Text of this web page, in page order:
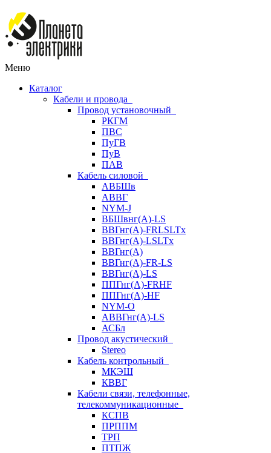
Меню
Каталог
Кабели и провода
Провод установочный
РКГМ
ПВС
ПуГВ
ПуВ
ПАВ
Кабель силовой
АВБШв
АВВГ
NYM-J
ВБШвнг(А)-LS
ВВГнг(A)-FRLSLTx
ВВГнг(A)-LSLTx
ВВГнг(А)
ВВГнг(А)-FR-LS
ВВГнг(А)-LS
ППГнг(А)-FRHF
ППГнг(А)-HF
NYM-O
АВВГнг(А)-LS
АСБл
Провод акустический
Stereo
Кабель контрольный
МКЭШ
КВВГ
Кабели связи, телефонные,
телекоммуникационные
КСПВ
ПРППМ
ТРП
ПТПЖ